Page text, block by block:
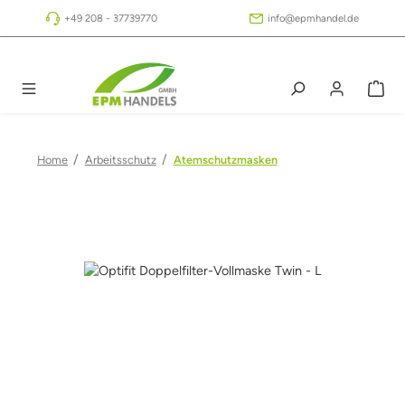
Zum Hauptinhalt springen
+49 208 - 37739770 info@epmhandel.de
Home / Arbeitsschutz / Atemschutzmasken
Bildergalerie überspringen